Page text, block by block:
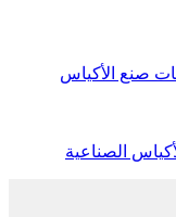
صنع الأكياس
الصناعية